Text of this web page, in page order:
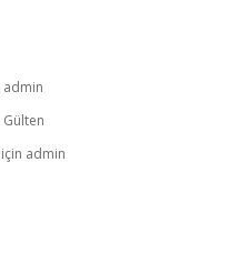
admin
Gülten
için admin